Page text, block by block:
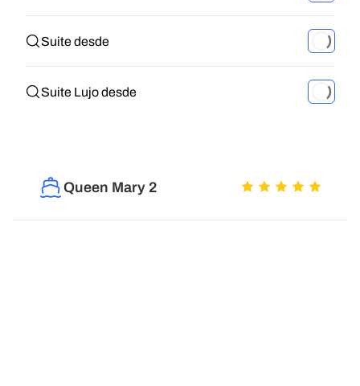
Suite desde
Suite Lujo desde
Queen Mary 2